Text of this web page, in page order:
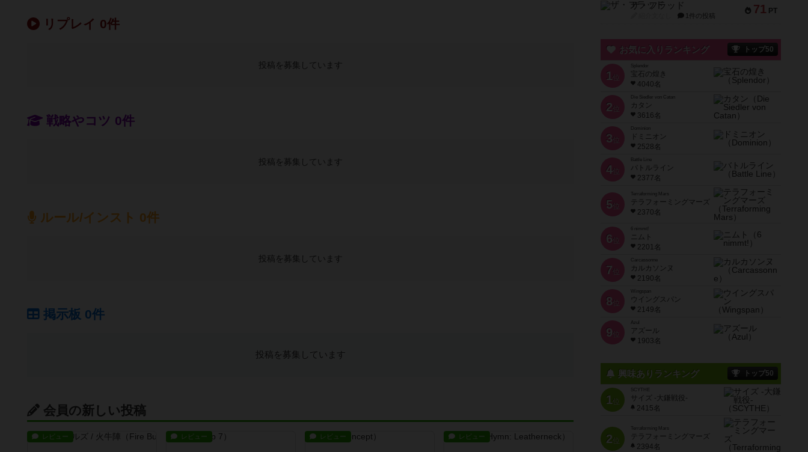
リプレイ 0件
投稿を募集しています
戦略やコツ 0件
投稿を募集しています
ルール/インスト 0件
投稿を募集しています
掲示板 0件
投稿を募集しています
会員の新しい投稿
レビュー レビュー レビュー レビュー
71 PT
ザ・フラッド
1件の投稿
お気に入りランキング トップ50
1 位
宝石の煌き
4040名
2 位
Die Siedler von Catan
カタン
3616名
3 位
ドミニオン
2528名
4位
Battle Line
バトルライン
2377名
5 位
Terraforming Mars
テラフォーミングマーズ
2370名
6 位
ニムト
2201名
7 位
Carcassonne
カルカソンヌ
2190名
8 位
Wingspan
ウイングスパン
2149名
9 位
Azul
アズール
1903名
興味ありランキング トップ50
1位
SCYTHE
サイズ -大鎌戦役-
2415名
2位
Terraforming Mars
テラフォーミングマーズ
2394名